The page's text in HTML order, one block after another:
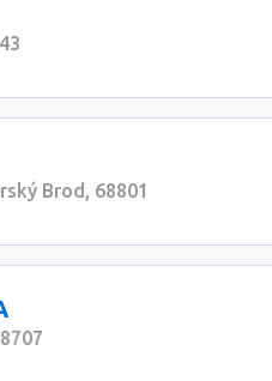
Brod, 68801